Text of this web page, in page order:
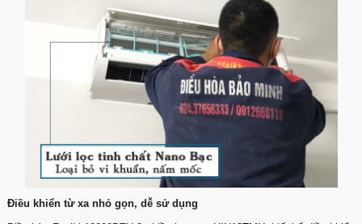
Điều khiển từ xa nhỏ gọn, dễ sử dụng